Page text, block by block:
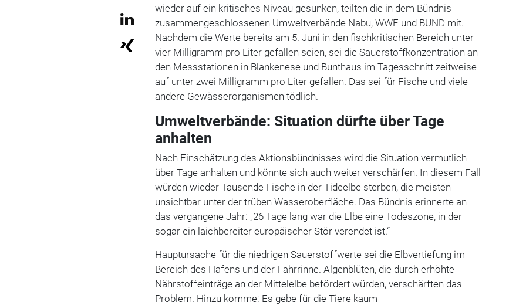
wieder auf ein kritisches Niveau gesunken, teilten die in dem Bündnis
zusammengeschlossenen Umweltverbände Nabu, WWF und BUND mit.
Nachdem die Werte bereits am 5. Juni in den fischkritischen Bereich unter
vier Milligramm pro Liter gefallen seien, sei die Sauerstoffkonzentration an
den Messstationen in Blankenese und Bunthaus im Tagesschnitt zeitweise
auf unter zwei Milligramm pro Liter gefallen. Das sei für Fische und viele
andere Gewässerorganismen tödlich.
Umweltverbände: Situation dürfte über Tage
anhalten
Nach Einschätzung des Aktionsbündnisses wird die Situation vermutlich
über Tage anhalten und könnte sich auch weiter verschärfen. In diesem Fall
würden wieder Tausende Fische in der Tideelbe sterben, die meisten
unsichtbar unter der trüben Wasseroberfläche. Das Bündnis erinnerte an
das vergangene Jahr: „26 Tage lang war die Elbe eine Todeszone, in der
sogar ein laichbereiter europäischer Stör verendet ist.“
Hauptursache für die niedrigen Sauerstoffwerte sei die Elbvertiefung im
Bereich des Hafens und der Fahrrinne. Algenblüten, die durch erhöhte
Nährstoffeinträge an der Mittelelbe befördert würden, verschärften das
Problem. Hinzu komme: Es gebe für die Tiere kaum